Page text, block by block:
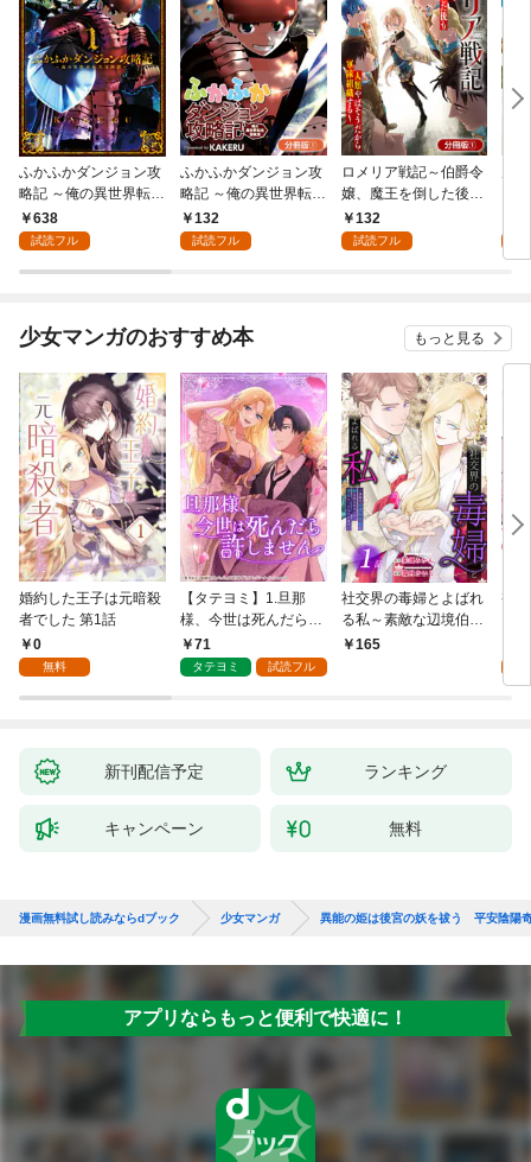
ふかふかダンジョン攻
略記 ～俺の異世界転生
冒険譚～ 1巻
638
試読フル
ふかふかダンジョン攻
略記 ～俺の異世界転生
冒険譚～【分冊版】 1
巻
132
試読フル
ロメリア戦記～伯爵令
嬢、魔王を倒した後も
人類やばそうだから軍
隊組織する～【分冊
132
試読フル
少女マンガのおすすめ本 もっと見る
婚約した王子は元暗殺
者でした 第1話
0
無料
【タテヨミ】1.旦那
様、今世は死んだら許
しません
71
タテヨミ 試読フル
社交界の毒婦とよばれ
る私～素敵な辺境伯令
息に腕を折られたの
165
視
新刊配信予定 ランキング
キャンペーン 無料
漫画無料試し読みならdブック 少女マンガ 異能の姫は後宮の妖を祓う 平安陰陽
アプリならもっと便利で快適に！